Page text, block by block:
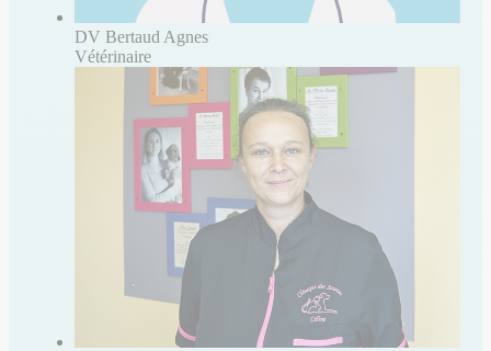
DV Bertaud Agnes
Vétérinaire